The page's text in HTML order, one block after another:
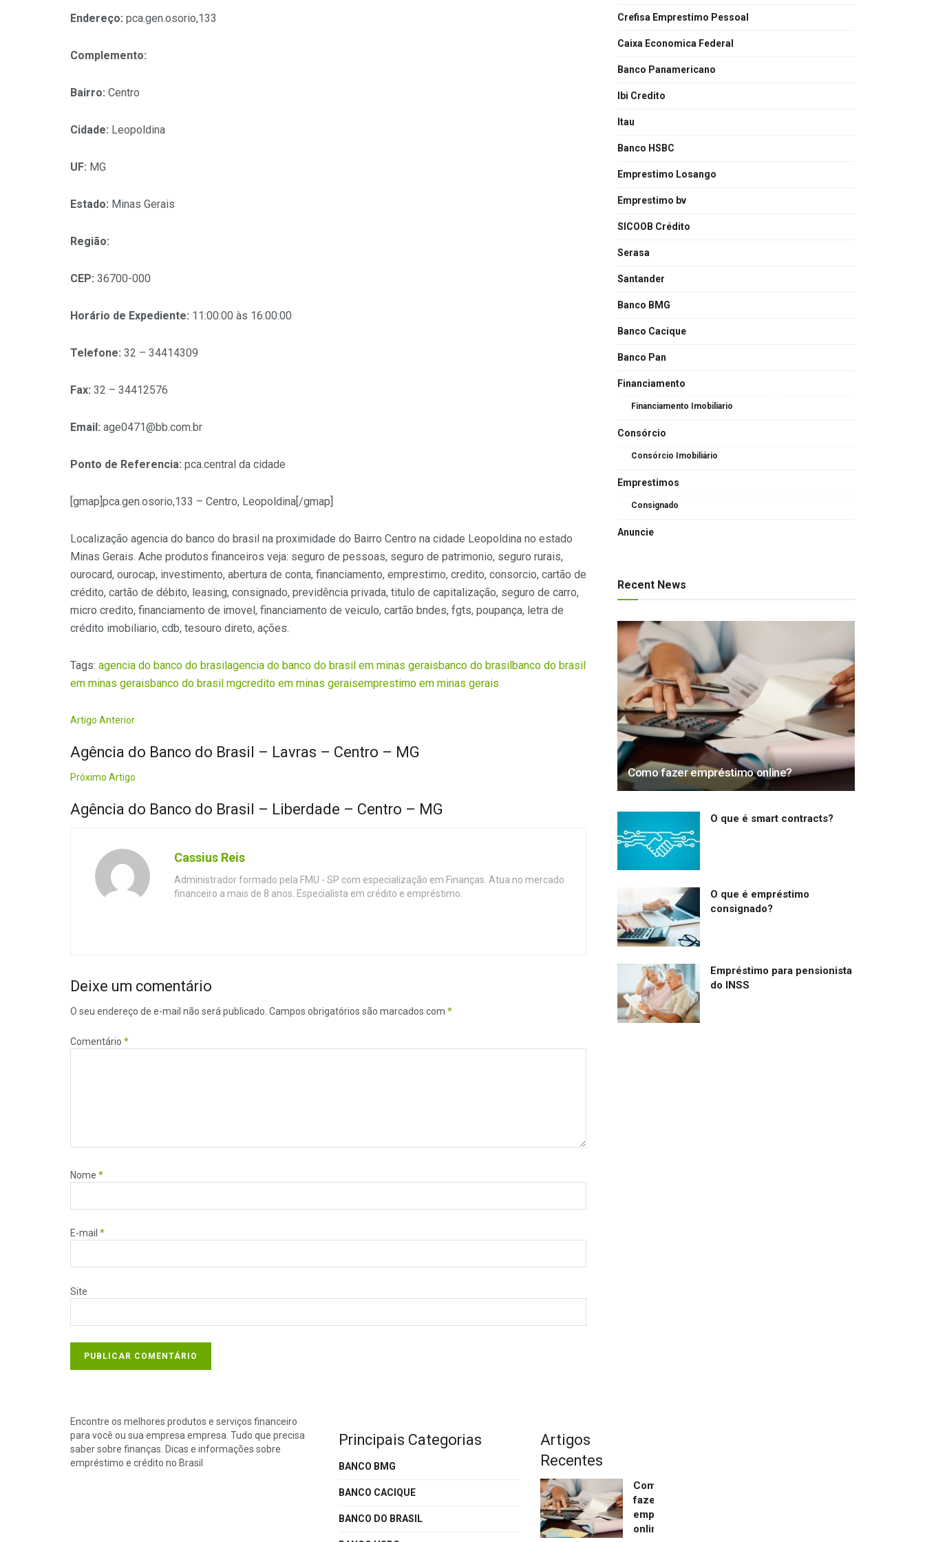
Endereço: pca.gen.osorio,133
Complemento:
Bairro: Centro
Cidade: Leopoldina
UF: MG
Estado: Minas Gerais
Região:
CEP: 36700-000
Horário de Expediente: 11:00:00 às 16:00:00
Telefone: 32 – 34414309
Fax: 32 – 34412576
Email: age0471@bb.com.br
Ponto de Referencia: pca.central da cidade
[gmap]pca.gen.osorio,133 – Centro, Leopoldina[/gmap]
Localização agencia do banco do brasil na proximidade do Bairro Centro na cidade Leopoldina no estado
Minas Gerais. Ache produtos financeiros veja: seguro de pessoas, seguro de patrimonio, seguro rurais,
ourocard, ourocap, investimento, abertura de conta, financiamento, emprestimo, credito, consorcio, cartão de
crédito, cartão de débito, leasing, consignado, previdência privada, titulo de capitalização, seguro de carro,
micro credito, financiamento de imovel, financiamento de veiculo, cartão bndes, fgts, poupança, letra de
crédito imobiliario, cdb, tesouro direto, ações.
Tags: agencia do banco do brasil agencia do banco do brasil em minas geraisbanco do brasil banco do brasil
em minas geraisbanco do brasil mgcredito em minas geraisemprestimo em minas gerais
Artigo Anterior
Agência do Banco do Brasil – Lavras – Centro – MG
Próximo Artigo
Agência do Banco do Brasil – Liberdade – Centro – MG
Cassius Reis
Administrador formado pela FMU - SP com especialização em Finanças. Atua no mercado
financeiro a mais de 8 anos. Especialista em crédito e empréstimo.
Deixe um comentário
O seu endereço de e-mail não será publicado. Campos obrigatórios são marcados com *
Comentário *
Nome *
E-mail *
Site
Crefisa Emprestimo Pessoal
Caixa Economica Federal
Banco Panamericano
Ibi Credito
Itau
Banco HSBC
Emprestimo Losango
Emprestimo bv
SICOOB Crédito
Serasa
Santander
Banco BMG
Banco Cacique
Banco Pan
Financiamento
Financiamento Imobiliario
Consórcio
Consórcio Imobiliário
Emprestimos
Consignado
Anuncie
Recent News
Como fazer empréstimo online?
O que é smart contracts?
O que é empréstimo
consignado?
Empréstimo para pensionista
do INSS
Encontre os melhores produtos e serviços financeiro
para você ou sua empresa empresa. Tudo que precisa
saber sobre finanças. Dicas e informações sobre
empréstimo e crédito no Brasil
Principais Categorias
BANCO BMG
BANCO CACIQUE
BANCO DO BRASIL
Artigos
Recentes
Como
fazer
empréstimo
online?